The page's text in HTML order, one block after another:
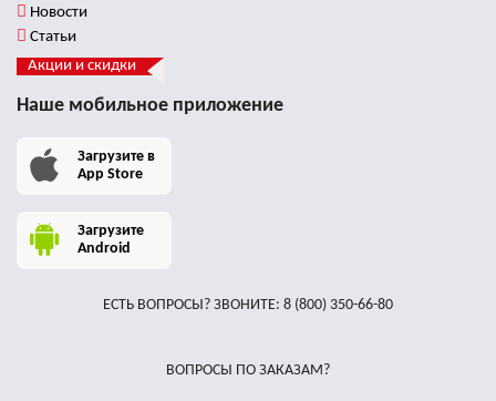
Новости
Статьи
Акции и скидки
Наше мобильное приложение
Загрузите в
App Store
Загрузите
Android
ЕСТЬ ВОПРОСЫ? ЗВОНИТЕ: 8 (800) 350-66-80
ВОПРОСЫ ПО ЗАКАЗАМ?